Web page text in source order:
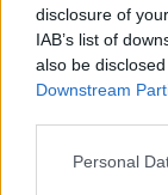
disclosure of
IAB’s list of
also be
Downstream
Please note
Personal